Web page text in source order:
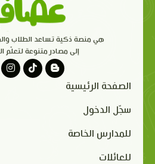
هي منصة ذكية تساعد الطلاب
إلى مصادر متنوعة لتعلّم
الصفحة الرئيسية
سجّل الدخول
للمدارس الخاصة
للعائلات